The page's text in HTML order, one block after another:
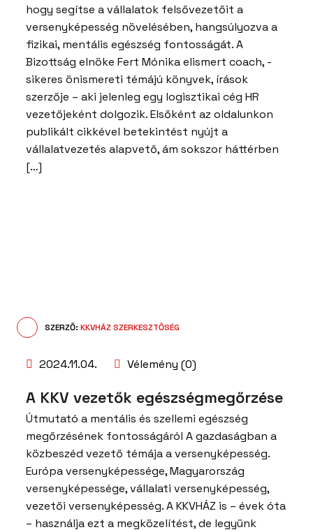
hogy segítse a vállalatok felsővezetőit a
versenyképesség növelésében, hangsúlyozva a
fizikai, mentális egészség fontosságát. A
Bizottság elnöke Fert Mónika elismert coach, -
sikeres önismereti témájú könyvek, írások
szerzője – aki jelenleg egy logisztikai cég HR
vezetőjeként dolgozik. Elsőként az oldalunkon
publikált cikkével betekintést nyújt a
vállalatvezetés alapvető, ám sokszor háttérben
[…]
SZERZŐ: KKVHÁZ SZERKESZTŐSÉG
2024.11.04. Vélemény (0)
A KKV vezetők egészségmegőrzése
Útmutató a mentális és szellemi egészség
megőrzésének fontosságáról A gazdaságban a
közbeszéd vezető témája a versenyképesség.
Európa versenyképessége, Magyarország
versenyképessége, vállalati versenyképesség,
vezetői versenyképesség. A KKVHÁZ is – évek óta
– használja ezt a megközelítést, de legyünk